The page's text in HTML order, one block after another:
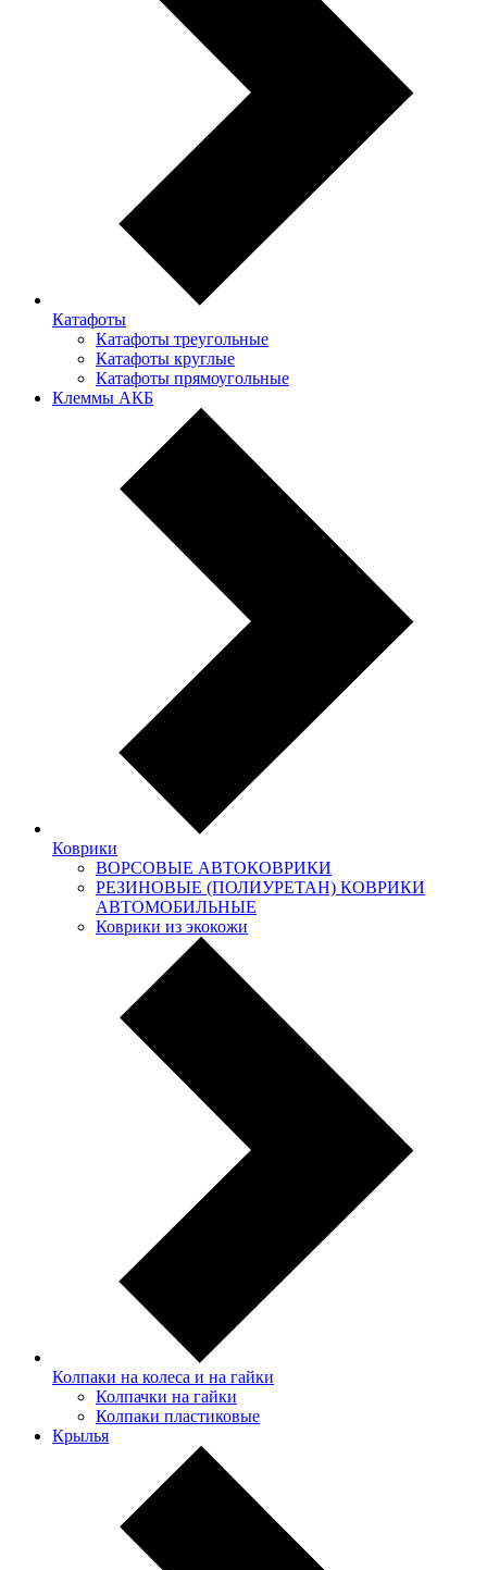
Катафоты
Катафоты треугольные
Катафоты круглые
Катафоты прямоугольные
Клеммы АКБ
Коврики
ВОРСОВЫЕ АВТОКОВРИКИ
РЕЗИНОВЫЕ (ПОЛИУРЕТАН) КОВРИКИ
АВТОМОБИЛЬНЫЕ
Коврики из экокожи
Колпаки на колеса и на гайки
Колпачки на гайки
Колпаки пластиковые
Крылья